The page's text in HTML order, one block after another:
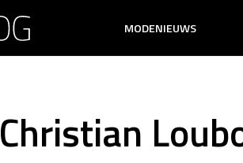
MODENIEUWS
Christian